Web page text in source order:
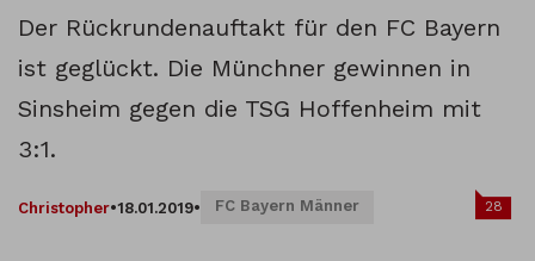
Der Rückrundenauftakt für den FC Bayern
ist geglückt. Die Münchner gewinnen in
Sinsheim gegen die TSG Hoffenheim mit
3:1.
Christopher•18.01.2019• FC Bayern Männer 28